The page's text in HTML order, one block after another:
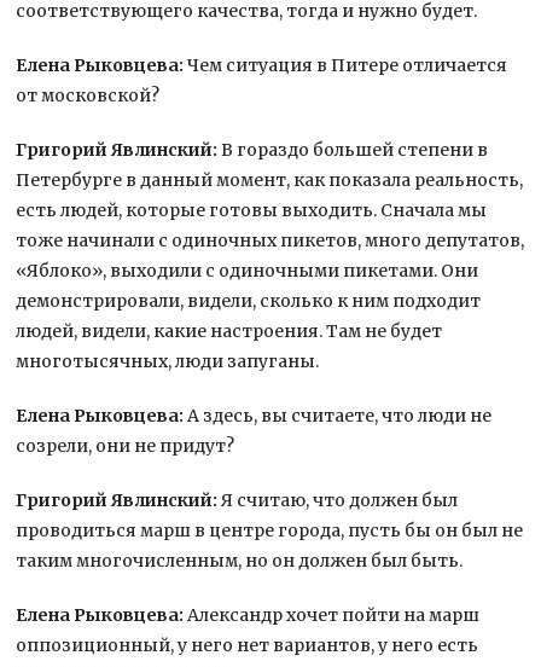
соответствующего качества, тогда и нужно будет.
Елена Рыковцева: Чем ситуация в Питере отличается
от московской?
Григорий Явлинский: В гораздо большей степени в
Петербурге в данный момент, как показала реальность,
есть людей, которые готовы выходить. Сначала мы
тоже начинали с одиночных пикетов, много депутатов,
«Яблоко», выходили с одиночными пикетами. Они
демонстрировали, видели, сколько к ним подходит
людей, видели, какие настроения. Там не будет
многотысячных, люди запуганы.
Елена Рыковцева: А здесь, вы считаете, что люди не
созрели, они не придут?
Григорий Явлинский: Я считаю, что должен был
проводиться марш в центре города, пусть бы он был не
таким многочисленным, но он должен был быть.
Елена Рыковцева: Александр хочет пойти на марш
оппозиционный, у него нет вариантов, у него есть